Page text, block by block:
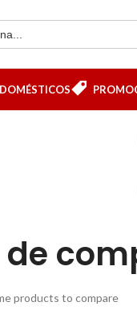
de
products to compare